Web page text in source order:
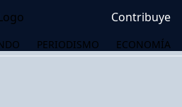
Contribuye
PERIODISMO ECONOMÍA